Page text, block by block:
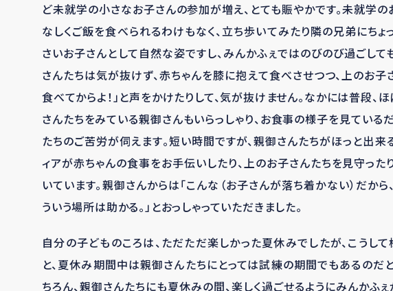
ど未就学の小さなお子さんの参加が増え、とても賑やかです。未就学の
なしくご飯を食べられるわけもなく、立ち歩いてみたり隣の兄弟にち
さいお子さんとして自然な姿ですし、みんかふぇではのびのび過ごして
さんたちは気が抜けず、赤ちゃんを膝に抱えて食べさせつつ、上のお子
食べてからよ！」と声をかけたりして、気が抜けません。なかには普段、
さんたちをみている親御さんもいらっしゃり、お食事の様子を見ている
たちのご苦労が伺えます。短い時間ですが、親御さんたちがほっと出来る
ィアが赤ちゃんの食事をお手伝いしたり、上のお子さんたちを見守った
いています。親御さんからは「こんな（お子さんが落ち着かない）だから
ういう場所は助かる。」とおっしゃっていただきました。
自分の子どものころは、ただただ楽しかった夏休みでしたが、こうし
と、夏休み期間中は親御さんたちにとっては試練の期間でもあるのだ
ちろん、親御さんたちにも夏休みの間、楽しく過ごせるようにみんかふ